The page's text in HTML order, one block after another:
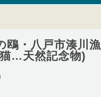
鴎・八戸市湊川漁
…天然記念物)